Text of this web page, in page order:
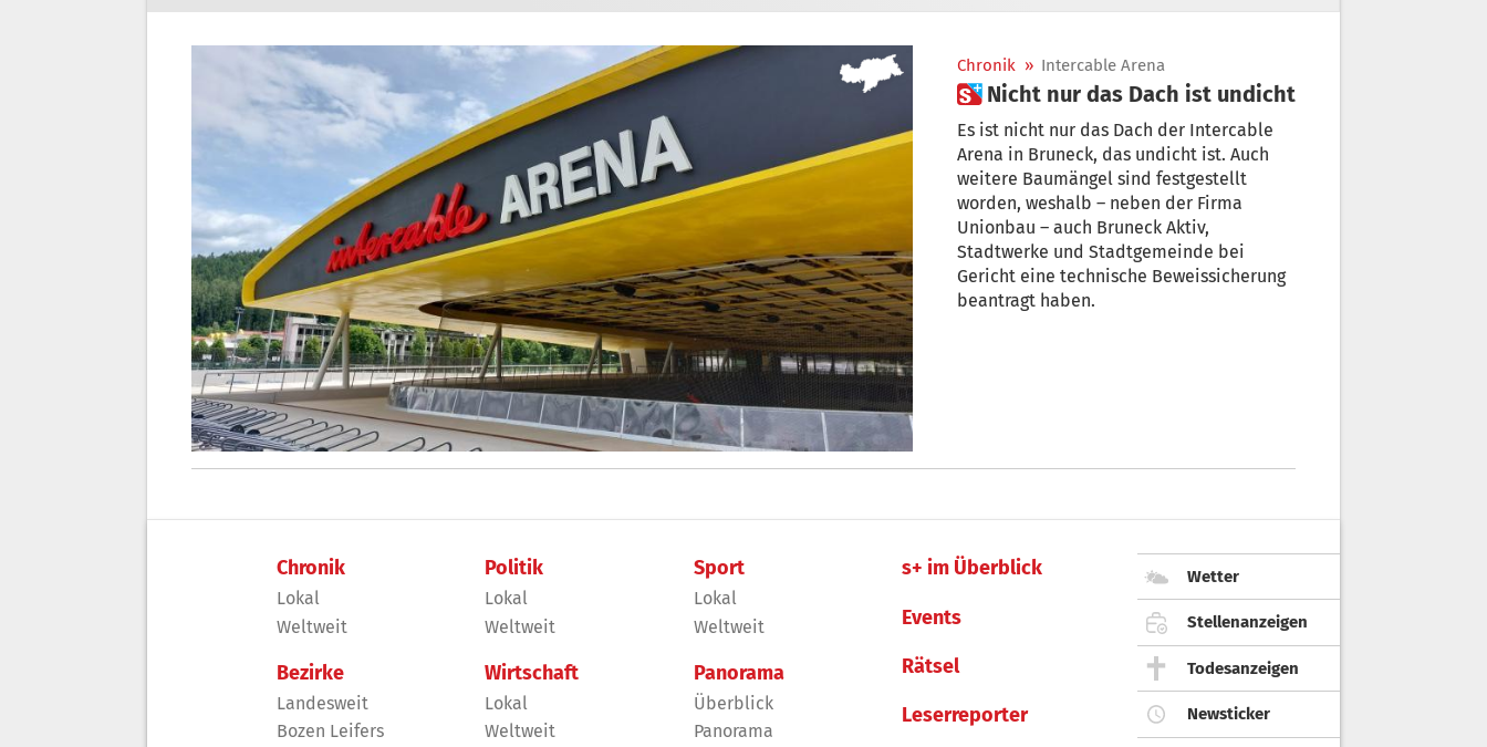
Chronik » Intercable Arena
 Nicht nur das Dach ist undicht
Es ist nicht nur das Dach der Intercable
Arena in Bruneck, das undicht ist. Auch
weitere Baumängel sind festgestellt
worden, weshalb – neben der Firma
Unionbau – auch Bruneck Aktiv,
Stadtwerke und Stadtgemeinde bei
Gericht eine technische Beweissicherung
beantragt haben.
Chronik
Lokal
Weltweit
Bezirke
Landesweit
Bozen Leifers
Politik
Lokal
Weltweit
Wirtschaft
Lokal
Weltweit
Sport
Lokal
Weltweit
Panorama
Überblick
Panorama
s+ im Überblick
Events
Rätsel
Leserreporter
Wetter
Stellenanzeigen
Todesanzeigen
Newsticker